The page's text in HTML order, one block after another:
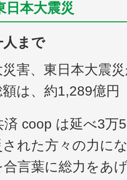
本大震災
人まで
害、東日本大震
は、約1,289億円
済 coop は延べ3万
れた方々の力に
合言葉に総力をあ